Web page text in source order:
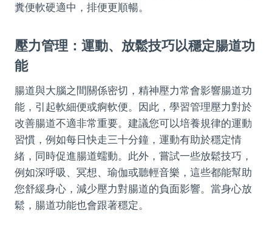
糞便軟硬適中，排便更順暢。
壓力管理：運動、放鬆技巧以穩定腸道功
能
腸道與大腦之間關係密切，精神壓力常會影響腸道功
能，引起軟細便或痾軟便。因此，學習管理壓力對於
改善腸道不適非常重要。建議您可以培養規律的運動
習慣，例如每日快走三十分鐘，運動有助於穩定情
緒，同時促進腸道蠕動。此外，嘗試一些放鬆技巧，
例如深呼吸、冥想、瑜伽或聽輕音樂，這些都能幫助
您舒緩身心，減少壓力對腸道的負面影響。當身心放
鬆，腸道功能也會跟著穩定。